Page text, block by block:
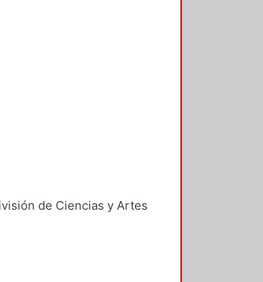
de Ciencias y Artes